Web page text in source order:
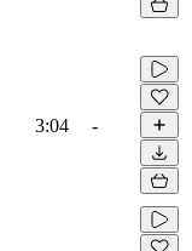
3:04 -